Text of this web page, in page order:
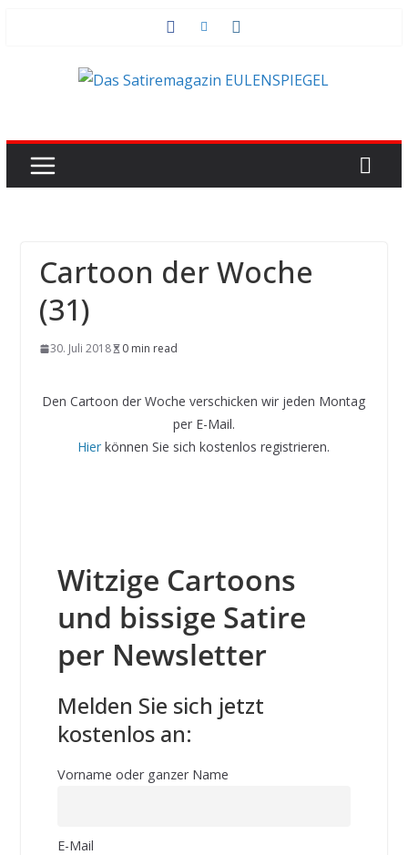
Cartoon der Woche
(31)
30. Juli 2018 0 min read
Den Cartoon der Woche verschicken wir jeden Montag
per E-Mail.
Hier können Sie sich kostenlos registrieren.
Witzige Cartoons
und bissige Satire
per Newsletter
Melden Sie sich jetzt
kostenlos an:
Vorname oder ganzer Name
E-Mail